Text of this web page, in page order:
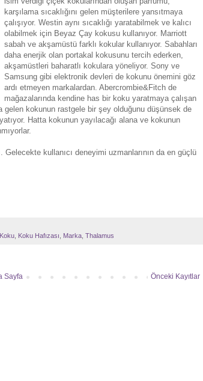
karşılama sıcaklığını gelen müşterilere yansıtmaya
çalışıyor. Westin aynı sıcaklığı yaratabilmek ve kalıcı
olabilmek için Beyaz Çay kokusu kullanıyor. Marriott
sabah ve akşamüstü farklı kokular kullanıyor. Sabahları
daha enerjik olan portakal kokusunu tercih ederken,
akşamüstleri baharatlı kokulara yöneliyor. Sony ve
Samsung gibi elektronik devleri de kokunu önemini göz
ardı etmeyen markalardan. Abercrombie&Fitch de
mağazalarında kendine has bir koku yaratmaya çalışan
kokunun rastgele bir şey olduğunu düşünsek de
Hatta kokunun yayılacağı alana ve kokunun
Gelecekte kullanıcı deneyimi uzmanlarının da en güçlü
Koku Koku Hafızası Marka Thalamus
Önceki Kayıtlar
Sayfa